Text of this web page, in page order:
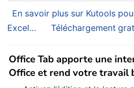
En savoir plus sur Kutools
Excel...
Téléchargement
Office Tab apporte une
Office et rend votre travail